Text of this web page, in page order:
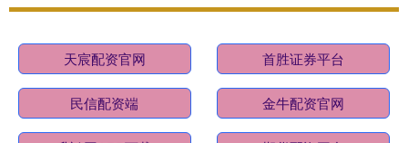
天宸配资官网 首胜证券平台
民信配资端 金牛配资官网